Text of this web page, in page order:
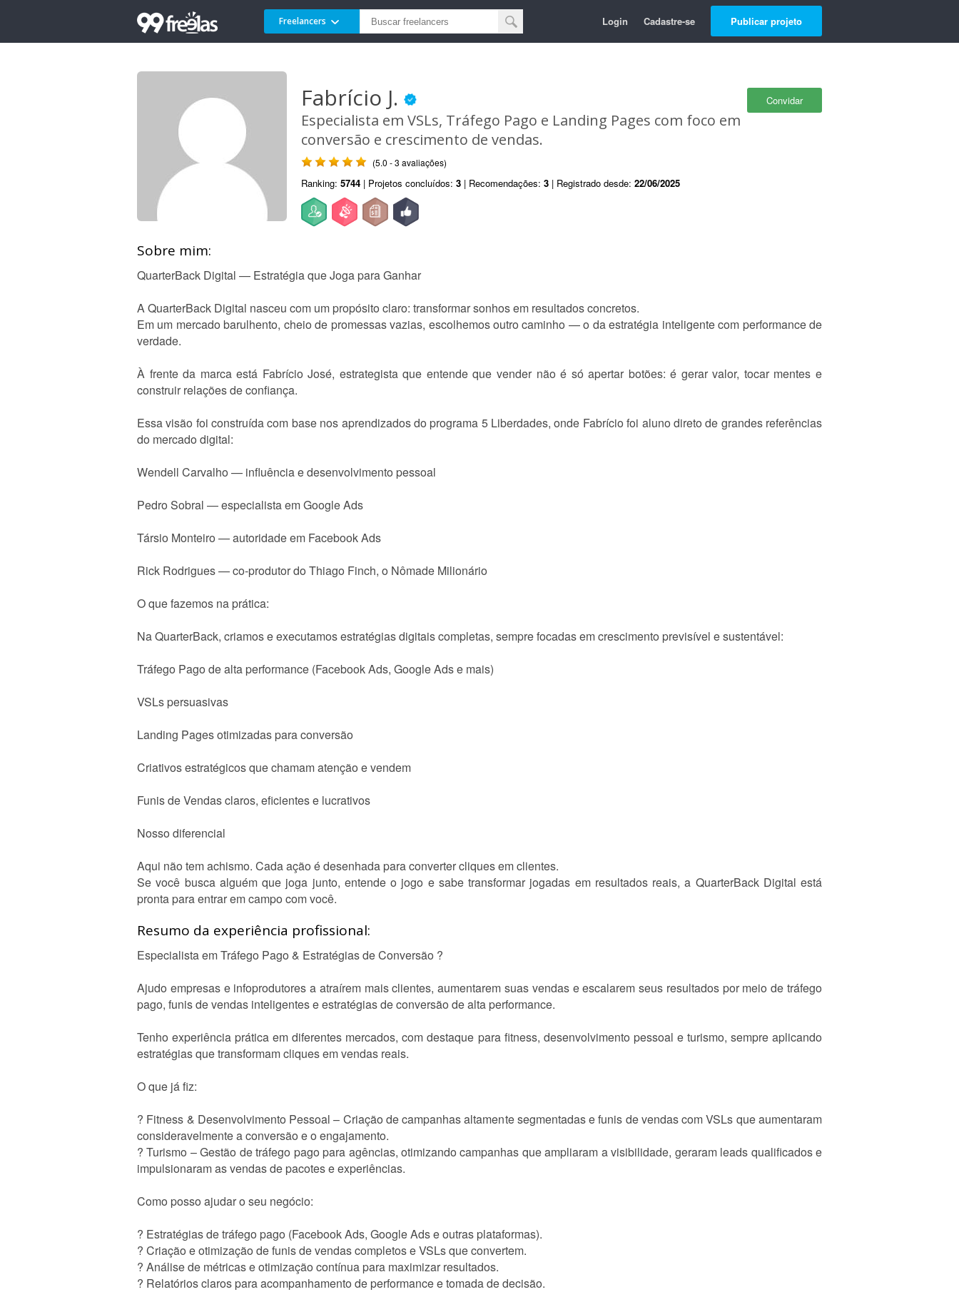
Freelancers Login Cadastre-se Publicar projeto
Convidar
Fabrício J.
Especialista em VSLs, Tráfego Pago e Landing Pages com foco em
conversão e crescimento de vendas.
(5.0 - 3 avaliações)
Ranking: 5744 | Projetos concluídos: 3 | Recomendações: 3 | Registrado desde: 22/06/2025
Sobre mim:
QuarterBack Digital — Estratégia que Joga para Ganhar
A QuarterBack Digital nasceu com um propósito claro: transformar sonhos em resultados concretos.
Em um mercado barulhento, cheio de promessas vazias, escolhemos outro caminho — o da estratégia inteligente com performance de
verdade.
À frente da marca está Fabrício José, estrategista que entende que vender não é só apertar botões: é gerar valor, tocar mentes e
construir relações de confiança.
Essa visão foi construída com base nos aprendizados do programa 5 Liberdades, onde Fabrício foi aluno direto de grandes referências
do mercado digital:
Wendell Carvalho — influência e desenvolvimento pessoal
Pedro Sobral — especialista em Google Ads
Társio Monteiro — autoridade em Facebook Ads
Rick Rodrigues — co-produtor do Thiago Finch, o Nômade Milionário
O que fazemos na prática:
Na QuarterBack, criamos e executamos estratégias digitais completas, sempre focadas em crescimento previsível e sustentável:
Tráfego Pago de alta performance (Facebook Ads, Google Ads e mais)
VSLs persuasivas
Landing Pages otimizadas para conversão
Criativos estratégicos que chamam atenção e vendem
Funis de Vendas claros, eficientes e lucrativos
Nosso diferencial
Aqui não tem achismo. Cada ação é desenhada para converter cliques em clientes.
Se você busca alguém que joga junto, entende o jogo e sabe transformar jogadas em resultados reais, a QuarterBack Digital está
pronta para entrar em campo com você.
Resumo da experiência profissional:
Especialista em Tráfego Pago & Estratégias de Conversão ?
Ajudo empresas e infoprodutores a atraírem mais clientes, aumentarem suas vendas e escalarem seus resultados por meio de tráfego
pago, funis de vendas inteligentes e estratégias de conversão de alta performance.
Tenho experiência prática em diferentes mercados, com destaque para fitness, desenvolvimento pessoal e turismo, sempre aplicando
estratégias que transformam cliques em vendas reais.
O que já fiz:
? Fitness & Desenvolvimento Pessoal – Criação de campanhas altamente segmentadas e funis de vendas com VSLs que aumentaram
consideravelmente a conversão e o engajamento.
? Turismo – Gestão de tráfego pago para agências, otimizando campanhas que ampliaram a visibilidade, geraram leads qualificados e
impulsionaram as vendas de pacotes e experiências.
Como posso ajudar o seu negócio:
? Estratégias de tráfego pago (Facebook Ads, Google Ads e outras plataformas).
? Criação e otimização de funis de vendas completos e VSLs que convertem.
? Análise de métricas e otimização contínua para maximizar resultados.
? Relatórios claros para acompanhamento de performance e tomada de decisão.